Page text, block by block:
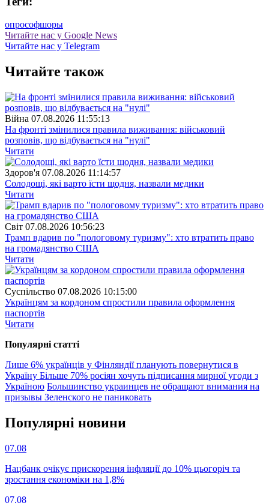
опрософшоры
Читайте нас у Google News
Читайте нас у Telegram
Читайте також
Війна 07.08.2026 11:55:13
На фронті змінилися правила виживання: військовий
розповів, що відбувається на "нулі"
Читати
Здоров'я 07.08.2026 11:14:57
Солодощі, які варто їсти щодня, назвали медики
Читати
Свiт 07.08.2026 10:56:23
Трамп вдарив по "пологовому туризму": хто втратить право
на громадянство США
Читати
Суспiльство 07.08.2026 10:15:00
Українцям за кордоном спростили правила оформлення
паспортів
Читати
Популярнi статтi
Лише 6% українців у Фінляндії планують повернутися в
Україну Більше 70% росіян хочуть підписання мирної угоди з
Україною Большинство украинцев не обращают внимания на
призывы Зеленского не паниковать
Популярнi новини
07.08
Нацбанк очікує прискорення інфляції до 10% цьогоріч та
зростання економіки на 1,8%
07.08